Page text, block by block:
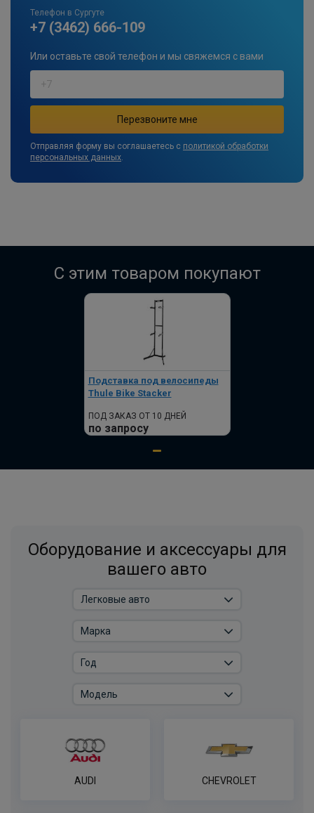
Телефон в Сургуте
+7 (3462) 666-109
Или оставьте свой телефон и мы свяжемся с вами
Отправляя форму вы соглашаетесь с политикой обработки
персональных данных.
C этим товаром покупают
Подставка под велосипеды
Thule Bike Stacker
ПОД ЗАКАЗ ОТ 10 ДНЕЙ
по запросу
Оборудование и аксессуары для
вашего авто
AUDI CHEVROLET